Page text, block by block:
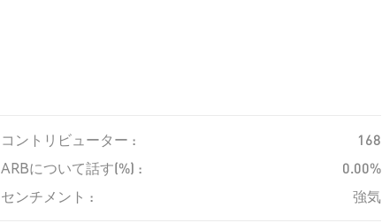
コントリビューター :
168
ARBについて話す(%) :
0.00%
センチメント : 強気